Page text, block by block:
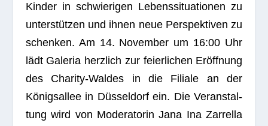
Kin­der in schwie­ri­gen Lebens­si­tua­tio­nen zu
unter­stüt­zen und ihnen neue Per­spek­ti­ven zu
schen­ken. Am 14. Novem­ber um 16:00 Uhr
lädt Gale­ria herz­lich zur fei­er­li­chen Eröff­nung
des Cha­rity-Wal­des in die Filiale an der
Königs­al­lee in Düs­sel­dorf ein. Die Ver­an­stal­
tung wird von Mode­ra­to­rin Jana Ina Zar­rella